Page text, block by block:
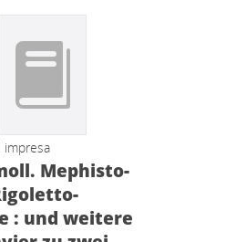
impresa
Mephisto-
: und weitere